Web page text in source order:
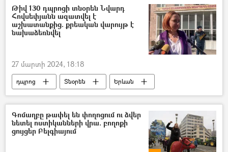
հայտարարություն
Հայաստան
Ռուսաստան
Հայաստան-Ռուսաստան համագործակցություն
Թիվ 130 դպրոցի տնօրեն Նվարդ
Հովսեփյանն ազատվել է
աշխատանքից. քրեական վարույթ է
նախաձեռնվել
27 մարտի 2024, 18:18
դպրոց Տնօրեն Երևան
Գոմաղբը թափել են փողոցում ու ձվեր
նետել ոստիկանների վրա. բողոքի
ցույցեր Բելգիայում